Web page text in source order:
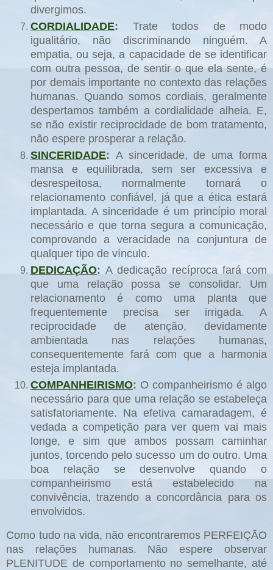
divergimos.
CORDIALIDADE:
Trate todos de modo
igualitário, não discriminando ninguém. A
empatia, ou seja, a capacidade de se identificar
com outra pessoa, de sentir o que ela sente, é
por demais importante no contexto das relações
humanas. Quando somos cordiais, geralmente
despertamos também a cordialidade alheia. E,
se não existir reciprocidade de bom tratamento,
não espere prosperar a relação.
SINCERIDADE: A sinceridade, de uma forma
mansa e equilibrada, sem ser excessiva e
desrespeitosa, normalmente tornará o
relacionamento confiável, já que a ética estará
implantada. A sinceridade é um princípio moral
necessário e que torna segura a comunicação,
comprovando a veracidade na conjuntura de
qualquer tipo de vínculo.
DEDICAÇÃO: A dedicação recíproca fará com
que uma relação possa se consolidar. Um
relacionamento é como uma planta que
frequentemente precisa ser irrigada. A
reciprocidade de atenção, devidamente
ambientada nas relações humanas,
consequentemente fará com que a harmonia
esteja implantada.
COMPANHEIRISMO: O companheirismo é algo
necessário para que uma relação se estabeleça
satisfatoriamente. Na efetiva camaradagem, é
vedada a competição para ver quem vai mais
longe, e sim que ambos possam caminhar
juntos, torcendo pelo sucesso um do outro. Uma
boa relação se desenvolve quando o
companheirismo está estabelecido na
convivência, trazendo a concordância para os
envolvidos.
Como tudo na vida, não encontraremos PERFEIÇÃO
nas relações humanas. Não espere observar
PLENITUDE de comportamento no semelhante, até